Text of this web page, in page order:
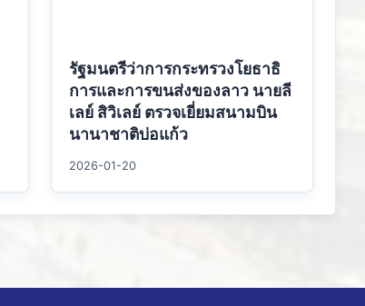
รัฐมนตรีว่าการกระทรวงโยธาธิ
การและการขนส่งของลาว นายลี
เลย์ สิวิเลย์ ตรวจเยี่ยมสนามบิน
นานาชาติบ่อแก้ว
2026-01-20